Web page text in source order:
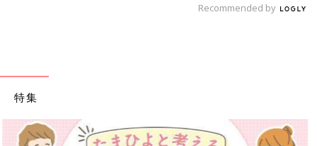
Recommended by
特集